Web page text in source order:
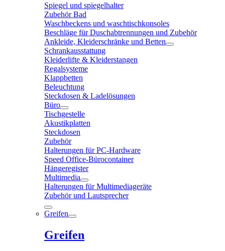
Spiegel und spiegelhalter
Zubehör Bad
Waschbeckens und waschtischkonsoles
Beschläge für Duschabtrennungen und Zubehör
Ankleide, Kleiderschränke und Betten
Schrankausstattung
Kleiderlifte & Kleiderstangen
Regalsysteme
Klappbetten
Beleuchtung
Steckdosen & Ladelösungen
Büro
Tischgestelle
Akustikplatten
Steckdosen
Zubehör
Halterungen für PC-Hardware
Speed Office-Bürocontainer
Hängeregister
Multimedia
Halterungen für Multimediageräte
Zubehör und Lautsprecher
Greifen
Greifen